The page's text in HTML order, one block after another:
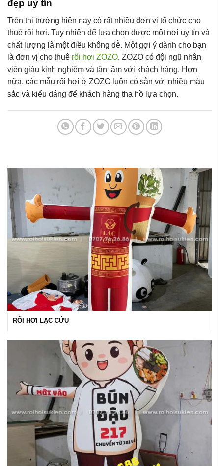
đẹp uy tín
Trên thị trường hiện nay có rất nhiều đơn vị tổ chức cho
thuê rối hơi. Tuy nhiên để lựa chọn được một nơi uy tín và
chất lượng là một điều không dễ. Một gợi ý dành cho bạn
là đơn vị cho thuê rối hơi ZOZO. ZOZO có đội ngũ nhân
viên giàu kinh nghiệm và tận tâm với khách hàng. Hơn
nữa, các mẫu rối hơi ở ZOZO luôn có sẵn với nhiều màu
sắc và kiểu dáng để khách hàng tha hồ lựa chọn.
RỐI HƠI LẠC CỨU